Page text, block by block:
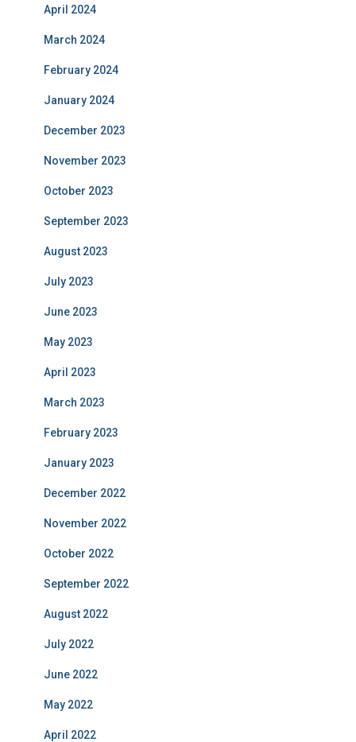
April 2024
March 2024
February 2024
January 2024
December 2023
November 2023
October 2023
September 2023
August 2023
July 2023
June 2023
May 2023
April 2023
March 2023
February 2023
January 2023
December 2022
November 2022
October 2022
September 2022
August 2022
July 2022
June 2022
May 2022
April 2022